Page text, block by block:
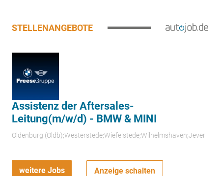
STELLENANGEBOTE
Assistenz der Aftersales-
Leitung(m/w/d) - BMW & MINI
Oldenburg (Oldb);Westerstede;Wiefelstede;Wilhelmshaven;Jever
weitere Jobs Anzeige schalten